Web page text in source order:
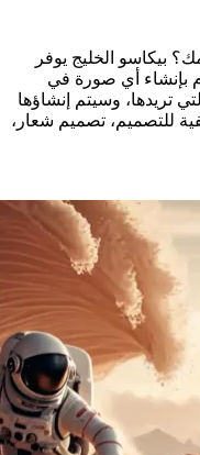
بيكاسو الخليج يوفر
بإنشاء أي صورة في
تريدها، وسيتم إنشاؤها
للتصميم، تصميم شعار،